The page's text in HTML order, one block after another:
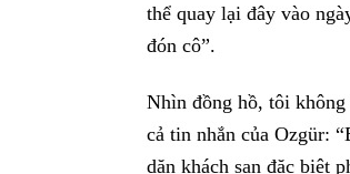
thể quay lại đây vào
đón cô”.
Nhìn đồng hồ, tôi
cả tin nhắn của Ozgür:
dặn khách sạn đặc biệt